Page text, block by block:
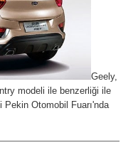
Geely,
modeli ile benzerliği ile
Otomobil Fuarı'nda